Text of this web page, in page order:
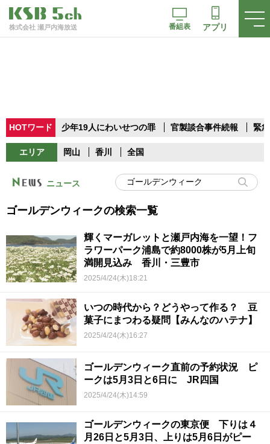
株式会社 瀬戸内海放送 番組表 アプリ
HOTワード 少年19人にわいせつの罪 官製談合事件続報 緊
エリア 岡山 香川 全国
ニュース
ゴールデンウィークの検索一覧
輝くマーガレットと瀬戸内海を一望！フ
ラワーパーク浦島で約8000株が5月上旬
満開見込み 香川・三豊市
2025/4/24(木)18:21
いつの時代から？どうやって作る？ 豆
菓子にまつわる疑問【みんなのハテナ】
2025/4/24(木)16:27
ゴールデンウィーク直前の予約状況 ピ
ークは5月3日と6日に JR四国
2025/4/24(木)14:59
ゴールデンウィークの東京便 下りは４
月26日と5月3日、上りは5月6日がピー